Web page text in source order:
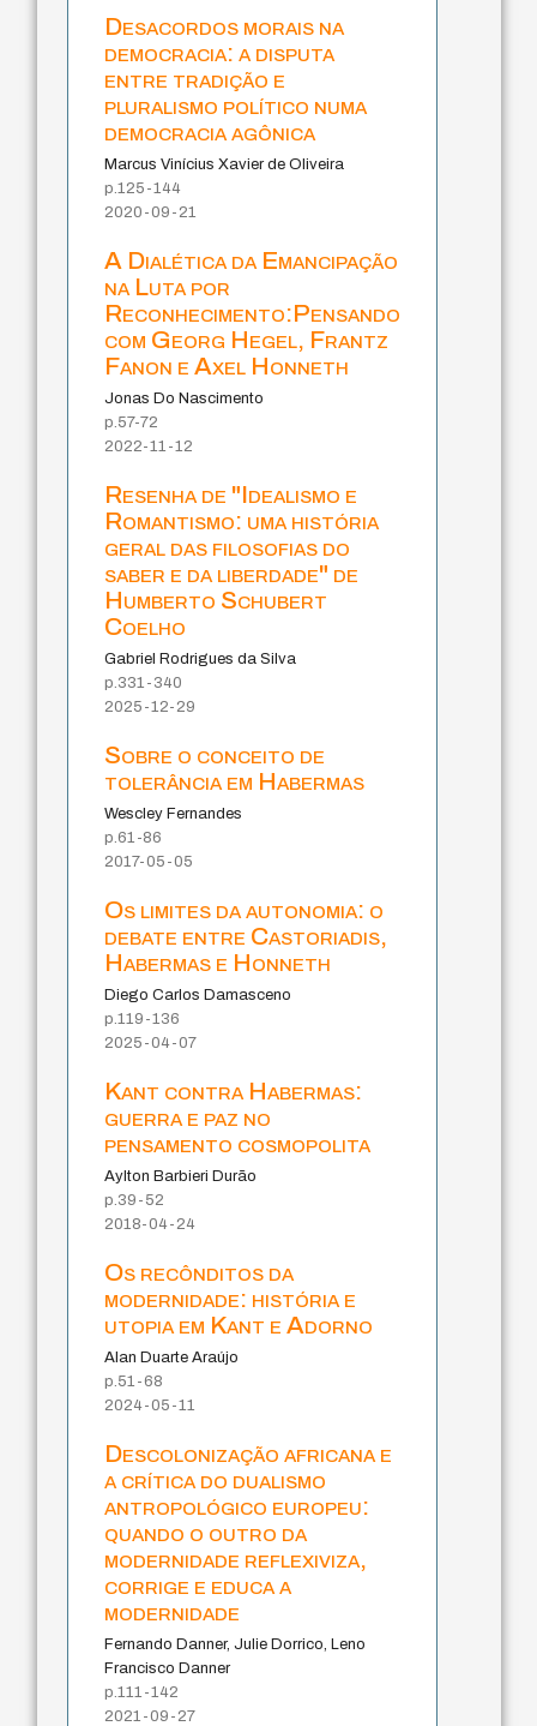
Desacordos morais na
democracia: a disputa
entre tradição e
pluralismo político numa
democracia agônica
Marcus Vinícius Xavier de Oliveira
p.125-144
2020-09-21
A Dialética da Emancipação
na Luta por
Reconhecimento:Pensando
com Georg Hegel, Frantz
Fanon e Axel Honneth
Jonas Do Nascimento
p.57-72
2022-11-12
Resenha de "Idealismo e
Romantismo: uma história
geral das filosofias do
saber e da liberdade" de
Humberto Schubert
Coelho
Gabriel Rodrigues da Silva
p.331-340
2025-12-29
Sobre o conceito de
tolerância em Habermas
Wescley Fernandes
p.61-86
2017-05-05
Os limites da autonomia: o
debate entre Castoriadis,
Habermas e Honneth
Diego Carlos Damasceno
p.119-136
2025-04-07
Kant contra Habermas:
guerra e paz no
pensamento cosmopolita
Aylton Barbieri Durão
p.39-52
2018-04-24
Os recônditos da
modernidade: história e
utopia em Kant e Adorno
Alan Duarte Araújo
p.51-68
2024-05-11
Descolonização africana e
a crítica do dualismo
antropológico europeu:
quando o outro da
modernidade reflexiviza,
corrige e educa a
modernidade
Fernando Danner, Julie Dorrico, Leno
Francisco Danner
p.111-142
2021-09-27